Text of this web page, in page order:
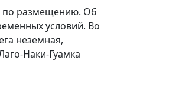
по размещению. Об
условий. Во
неземная,
Наки-Гуамка